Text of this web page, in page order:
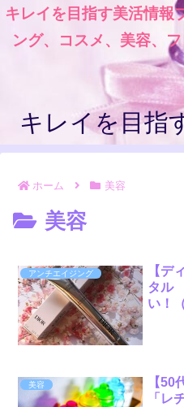
キレイを目指す美活情報
ング、コスメ、美容、
キレイを目指
ホーム 美容
美容
アンチエイジング
【デ
タル
い！
美容
【50
「レ